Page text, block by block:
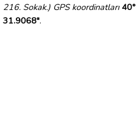
216. Sokak.) GPS koordinatları
31.9068".